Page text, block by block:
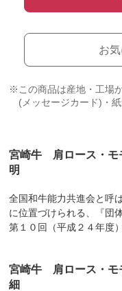
お
※この商品は産地・工場
(メッセージカード)・
宮崎牛 肩ロース・モ
明
全国和牛能力共進会と呼
に位置づけられる、『団
第１０回（平成２４年度
宮崎牛 肩ロース・モ
細